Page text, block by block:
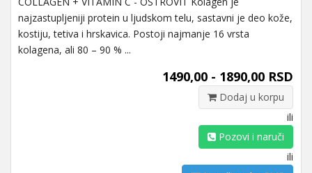
najzastupljeniji protein u ljudskom telu, sastavni je deo kože,
kostiju, tetiva i hrskavica. Postoji najmanje 16 vrsta
kolagena, ali 80 – 90 % ...
1490,00 - 1890,00 RSD
Dodaj u korpu
ili
Pozovi i naruči
ili